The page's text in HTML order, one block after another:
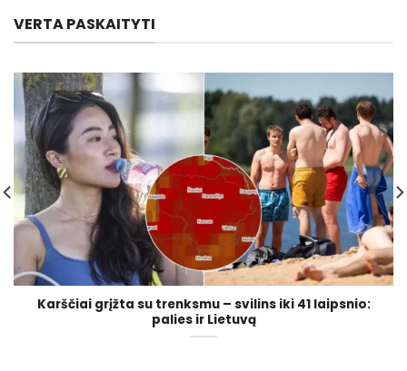
VERTA PASKAITYTI
Karščiai grįžta su trenksmu – svilins iki 41 laipsnio:
palies ir Lietuvą